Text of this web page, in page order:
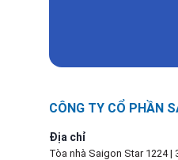
CÔNG TY CỔ PHẦN
Địa chỉ
Tòa nhà Saigon Star 1224 |